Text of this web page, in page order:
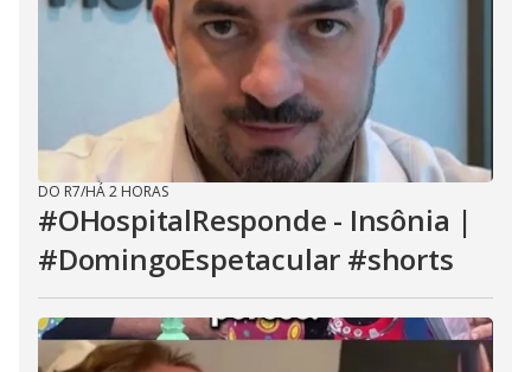
DO R7/HÁ 2 HORAS
#OHospitalResponde - Insônia |
#DomingoEspetacular #shorts